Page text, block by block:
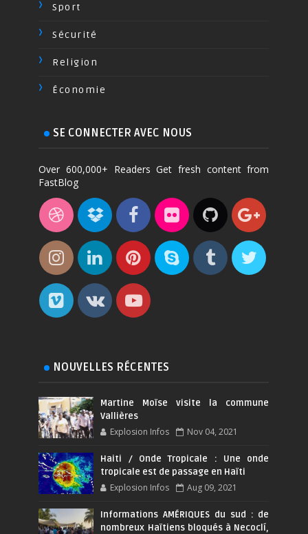
Sport
Sécurité
Religion
Économie
SE CONNECTER AVEC NOUS
Over 600,000+ Readers Get fresh content from
FastBlog
NOUVELLES RÉCENTES
Martine Moïse visite la commune
Vallières
Explosion Infos Nov 04, 2021
Haiti / Onde Tropicale : Une onde
tropicale est de passage en Haïti
Explosion Infos Aug 09, 2021
Informations AMÉRIQUES du sud : de
nombreux Haïtiens bloqués à Necoclí,